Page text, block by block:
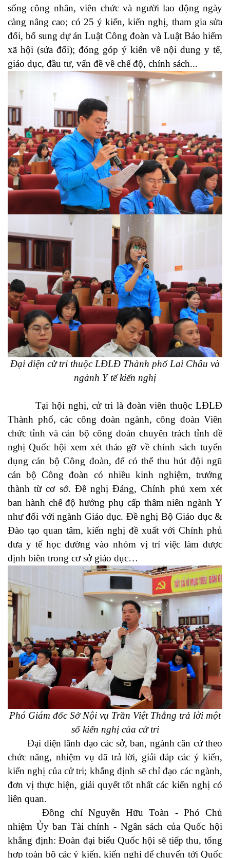
sống công nhân, viên chức và người lao động ngày
càng nâng cao; có 25 ý kiến, kiến nghị, tham gia sửa
đổi, bổ sung dự án Luật Công đoàn và Luật Bảo hiểm
xã hội (sửa đổi); đóng góp ý kiến về nội dung y tế,
giáo dục, đầu tư, vấn đề về chế độ, chính sách...
Đại diện cử tri thuộc LĐLĐ Thành phố Lai Châu và
ngành Y tế kiến nghị
Tại hội nghị, cử tri là đoàn viên thuộc LĐLĐ
Thành phố, các công đoàn ngành, công đoàn Viên
chức tỉnh và cán bộ công đoàn chuyên trách tỉnh đề
nghị Quốc hội xem xét tháo gỡ về chính sách tuyển
dụng cán bộ Công đoàn, để có thể thu hút đội ngũ
cán bộ Công đoàn có nhiều kinh nghiệm, trưởng
thành từ cơ sở. Đề nghị Đảng, Chính phủ xem xét
ban hành chế độ hưởng phụ cấp thâm niên ngành Y
như đối với ngành Giáo dục. Đề nghị Bộ Giáo dục &
Đào tạo quan tâm, kiến nghị đề xuất với Chính phủ
đưa y tế học đường vào nhóm vị trí việc làm được
định biên trong cơ sở giáo dục…
Phó Giám đốc Sở Nội vụ Trần Việt Thắng trả lời một
số kiến nghị của cử tri
Đại diện lãnh đạo các sở, ban, ngành căn cứ theo
chức năng, nhiệm vụ đã trả lời, giải đáp các ý kiến,
kiến nghị của cử tri; khẳng định sẽ chỉ đạo các ngành,
đơn vị thực hiện, giải quyết tốt nhất các kiến nghị có
liên quan.
Đồng chí Nguyễn Hữu Toàn - Phó Chủ
nhiệm Ủy ban Tài chính - Ngân sách của Quốc hội
khẳng định: Đoàn đại biểu Quốc hội sẽ tiếp thu, tổng
hợp toàn bộ các ý kiến, kiến nghị để chuyển tới Quốc